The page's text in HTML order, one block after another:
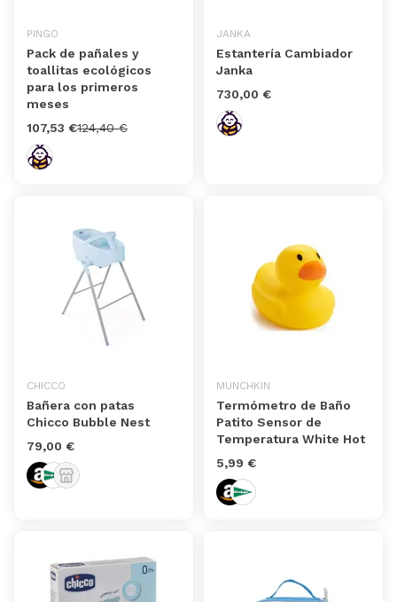
PINGO
Pack de pañales y
toallitas ecológicos
para los primeros
meses
107,53 €124,40 €
JANKA
Estantería Cambiador
Janka
730,00 €
CHICCO
Bañera con patas
Chicco Bubble Nest
79,00 €
MUNCHKIN
Termómetro de Baño
Patito Sensor de
Temperatura White Hot
5,99 €